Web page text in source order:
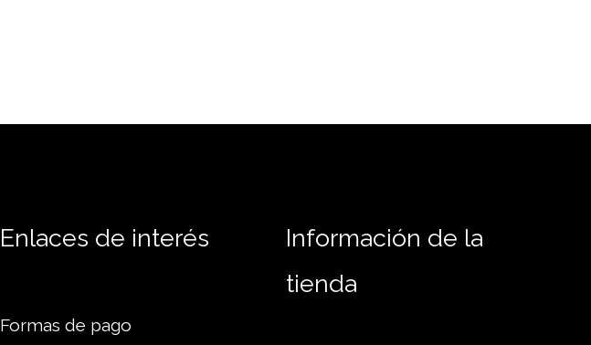
Enlaces de interés
Formas de pago
Información de la
tienda